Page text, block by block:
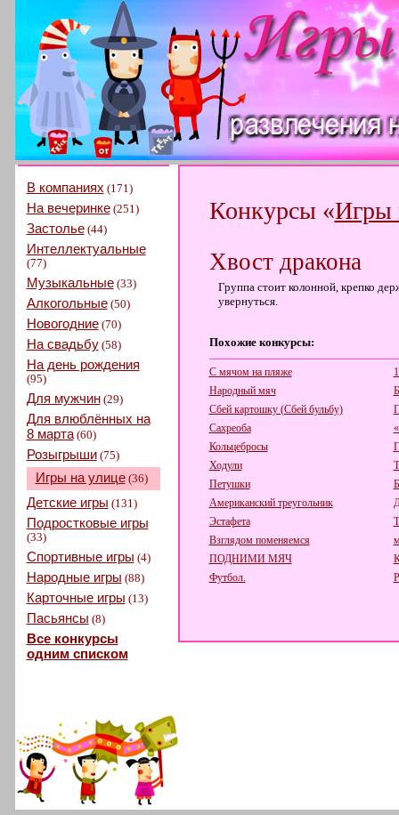
В компаниях (171)
На вечеринке(251)
Застолье(44)
Интеллектуальные
(77)
Музыкальные(33)
Алкогольные(50)
Новогодние(70)
На свадьбу(58)
На день рождения
(95)
Для мужчин(29)
Для влюблённых на
8 марта(60)
Розыгрыши(75)
Игры на улице(36)
Детские игры (131)
Подростковые игры
(33)
Спортивные игры (4)
Народные игры (88)
Карточные игры (13)
Пасьянсы (8)
Все конкурсы
одним списком
Конкурсы «Игры
Хвост дракона
Группа стоит колонной, крепко
увернуться.
Похожие конкурсы:
С мячом на пляже
Народный мяч
Сбей картошку (Сбей бульбу)
Сахреоба
Кольцебросы
Ходули
Петушки
Американский треугольник
Эстафета
Взглядом поменяемся
ПОДНИМИ МЯЧ
Футбол.